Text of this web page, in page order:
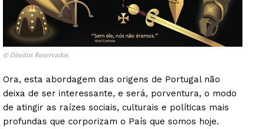
© Direitos Reservados
Ora, esta abordagem das origens de Portugal não
deixa de ser interessante, e será, porventura, o modo
de atingir as raízes sociais, culturais e políticas mais
profundas que corporizam o País que somos hoje.